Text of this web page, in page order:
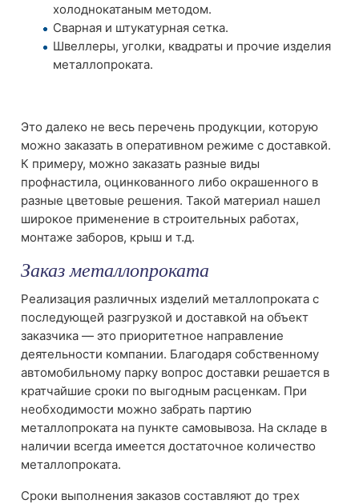
холоднокатаным методом.
Сварная и штукатурная сетка.
Швеллеры, уголки, квадраты и прочие изделия
металлопроката.
Это далеко не весь перечень продукции, которую
можно заказать в оперативном режиме с доставкой.
К примеру, можно заказать разные виды
профнастила, оцинкованного либо окрашенного в
разные цветовые решения. Такой материал нашел
широкое применение в строительных работах,
монтаже заборов, крыш и т.д.
Заказ металлопроката
Реализация различных изделий металлопроката с
последующей разгрузкой и доставкой на объект
заказчика — это приоритетное направление
деятельности компании. Благодаря собственному
автомобильному парку вопрос доставки решается в
кратчайшие сроки по выгодным расценкам. При
необходимости можно забрать партию
металлопроката на пункте самовывоза. На складе в
наличии всегда имеется достаточное количество
металлопроката.
Сроки выполнения заказов составляют до трех